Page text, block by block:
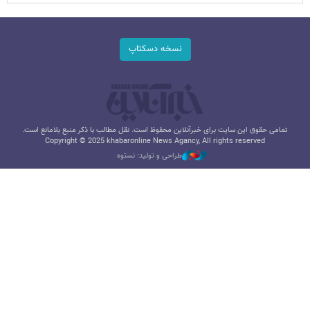
نسخه دسکتاپ
تمامی حقوق این سایت برای خبرآنلاین محفوظ است. نقل مطالب با ذکر منبع بلامانع است.
Copyright © 2025 khabaronline News Agancy, All rights reserved
طراحی و تولید: نستوه